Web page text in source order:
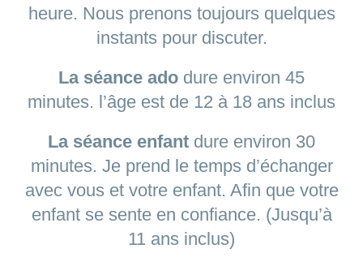
heure. Nous prenons toujours quelques
instants pour discuter.
La séance ado dure environ 45
minutes. l’âge est de 12 à 18 ans inclus
La séance enfant dure environ 30
minutes. Je prend le temps d’échanger
avec vous et votre enfant. Afin que votre
enfant se sente en confiance. (Jusqu’à
11 ans inclus)